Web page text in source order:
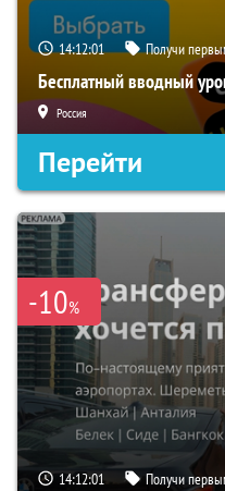
14:12:00 Получи
Бесплатный вводный
Россия
Перейти
-10%
14:12:00 Получи